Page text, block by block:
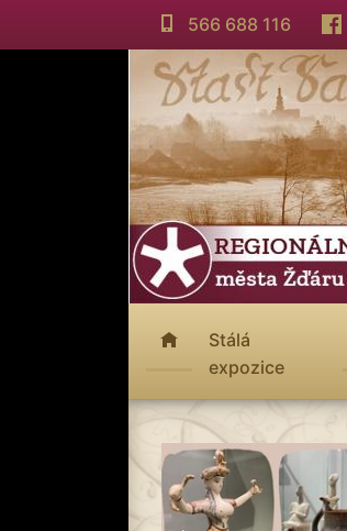
566 688 116
Stálá
expozice